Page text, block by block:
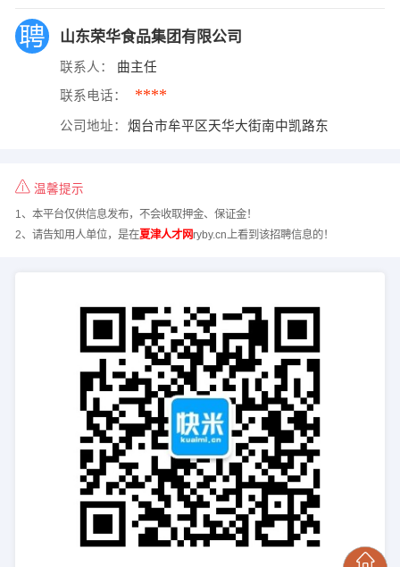
山东荣华食品集团有限公司
联系人： 曲主任
联系电话： ****
公司地址： 烟台市牟平区天华大街南中凯路东
温馨提示
1、本平台仅供信息发布，不会收取押金、保证金！
2、请告知用人单位，是在夏津人才网ryby.cn上看到该招聘信息的！